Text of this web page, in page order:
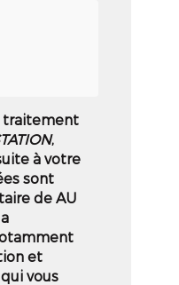
traitement
,
à votre
sont
de AU
et
vous